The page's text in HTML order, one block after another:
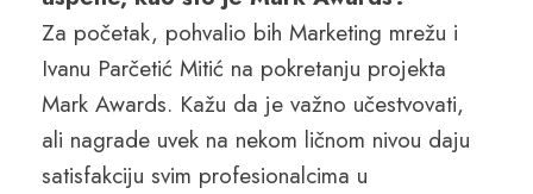
Za početak, pohvalio bih Marketing mrežu i
Ivanu Parčetić Mitić na pokretanju projekta
Mark Awards. Kažu da je važno učestvovati,
ali nagrade uvek na nekom ličnom nivou daju
satisfakciju svim profesionalcima u